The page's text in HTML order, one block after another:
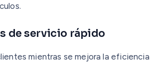
de servicio rápido
mientras se mejora la eficiencia